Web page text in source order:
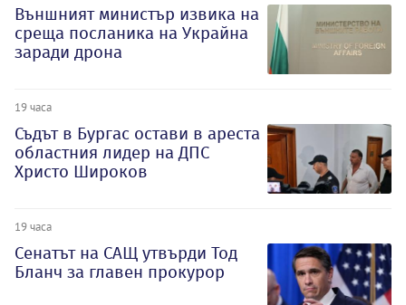
Външният министър извика на
среща посланика на Украйна
заради дрона
19 часа
Съдът в Бургас остави в ареста
областния лидер на ДПС
Христо Широков
19 часа
Сенатът на САЩ утвърди Тод
Бланч за главен прокурор